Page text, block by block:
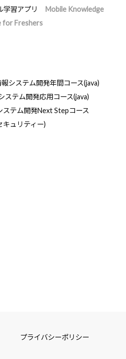
学習アプリ
Mobile Knowledge
for Freshers
システム開発年間コース(java)
ステム開発応用コース(java)
ステム開発Next Stepコース
ュリティー)
プライバシーポリシー